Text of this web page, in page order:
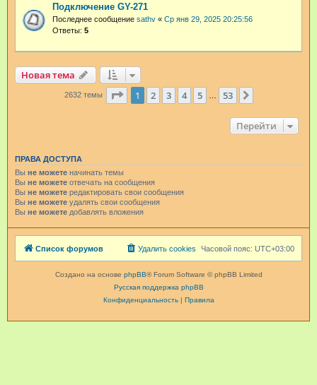
Подключение GY-271
Последнее сообщение sathv « Ср янв 29, 2025 20:25:56
Ответы: 5
Новая тема
2632 темы Страница из 53
1 2 3 4 5 53
Перейти
ПРАВА ДОСТУПА
Вы не можете начинать темы
Вы не можете отвечать на сообщения
Вы не можете редактировать свои сообщения
Вы не можете удалять свои сообщения
Вы не можете добавлять вложения
Список форумов Часовой пояс: UTC+03:00
Удалить cookies
Создано на основе phpBB® Forum Software © phpBB Limited
Русская поддержка phpBB
Конфиденциальность| Правила